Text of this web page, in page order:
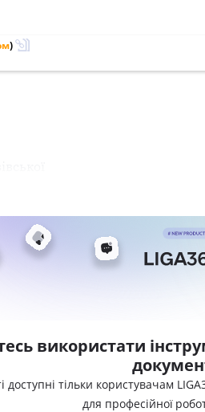
)
використати
доступні тільки користувачам
для професійної